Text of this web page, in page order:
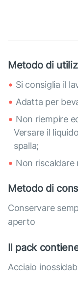
Metodo di
Si consiglia il
Adatta per
Non riempire
Versare il
spalla;
Non riscaldare
Metodo di
Conservare
aperto
Il pack
Acciaio